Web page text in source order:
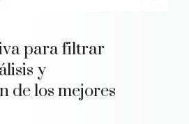
para filtrar
y
de los mejores